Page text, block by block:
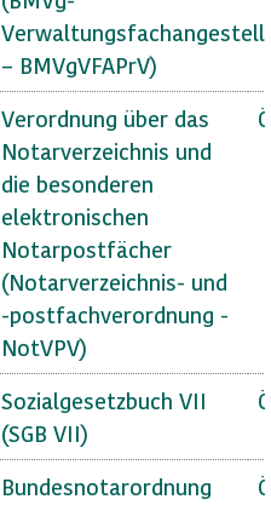
– BMVgVFAPrV)
Verordnung über das
Notarverzeichnis und
die besonderen
elektronischen
Notarpostfächer
(Notarverzeichnis- und
-postfachverordnung -
NotVPV)
Sozialgesetzbuch VII
(SGB VII)
Bundesnotarordnung